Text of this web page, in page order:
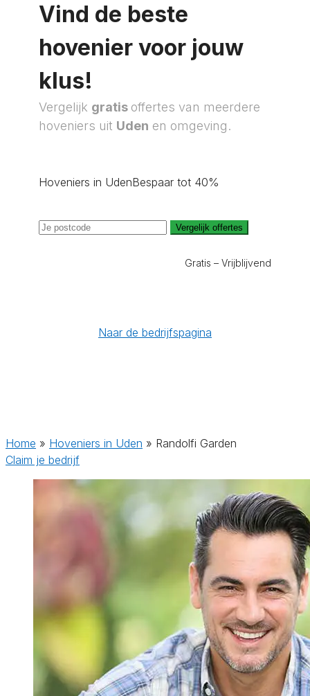
Vind de beste
hovenier voor jouw
klus!
Vergelijk gratis offertes van meerdere
hoveniers uit Uden en omgeving.
Hoveniers in UdenBespaar tot 40%
Vergelijk offertes
Gratis – Vrijblijvend
Naar de bedrijfspagina
Home » Hoveniers in Uden » Randolfi Garden
Claim je bedrijf